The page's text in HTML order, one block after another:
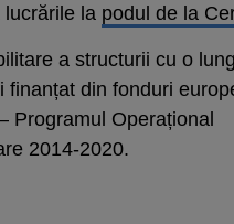
la podul de la
a structurii cu o
finanțat din fonduri
Programul Operațional
2014-2020.